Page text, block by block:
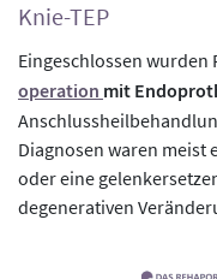
Knie-TEP
Eingeschlossen wurden
operation mit
Diagnosen waren
oder eine
degenerativen